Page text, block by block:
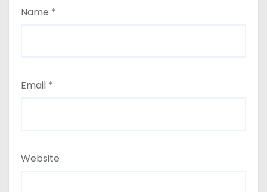
Name *
Email *
Website